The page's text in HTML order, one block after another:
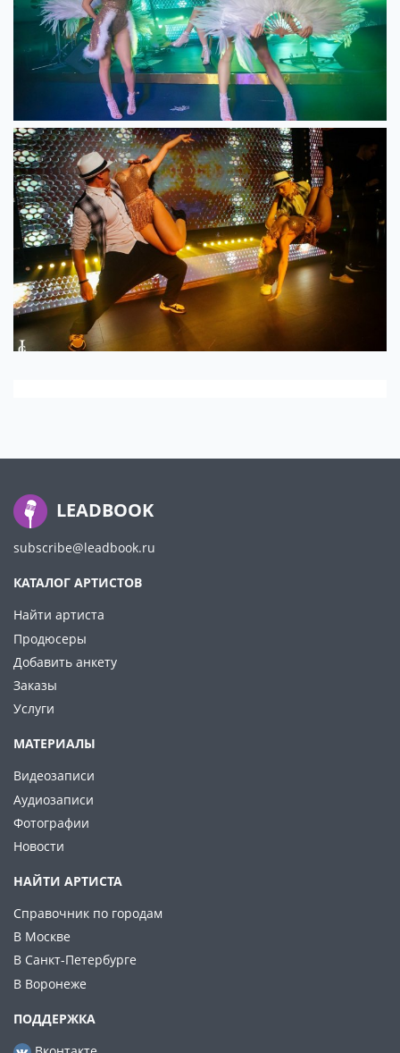
LEADBOOK
subscribe@leadbook.ru
КАТАЛОГ АРТИСТОВ
Найти артиста
Продюсеры
Добавить анкету
Заказы
Услуги
МАТЕРИАЛЫ
Видеозаписи
Аудиозаписи
Фотографии
Новости
НАЙТИ АРТИСТА
Справочник по городам
В Москве
В Санкт-Петербурге
В Воронеже
ПОДДЕРЖКА